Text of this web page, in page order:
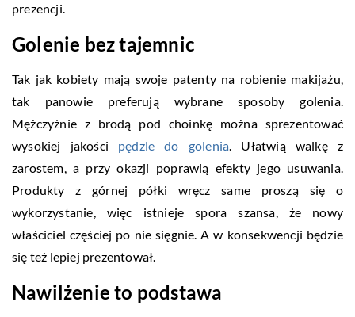
prezencji.
Golenie bez tajemnic
Tak jak kobiety mają swoje patenty na robienie makijażu,
tak panowie preferują wybrane sposoby golenia.
Mężczyźnie z brodą pod choinkę można sprezentować
wysokiej jakości pędzle do golenia . Ułatwią walkę z
zarostem, a przy okazji poprawią efekty jego usuwania.
Produkty z górnej półki wręcz same proszą się o
wykorzystanie, więc istnieje spora szansa, że nowy
właściciel częściej po nie sięgnie. A w konsekwencji będzie
się też lepiej prezentował.
Nawilżenie to podstawa